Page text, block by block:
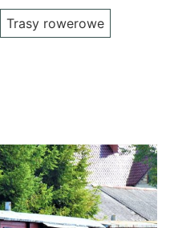
Trasy rowerowe